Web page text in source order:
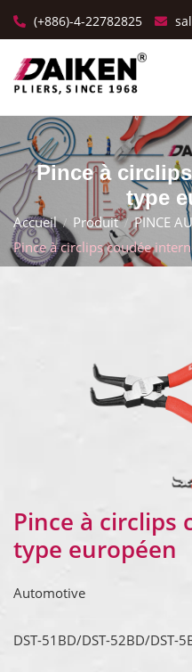
(+886)-4-22782825
Pince à
type
Accueil Produit
PINCE
Pince à circlips coudée
Pince à circlips
type européen
Automotive
DST-51BD/DST-52BD/DST-